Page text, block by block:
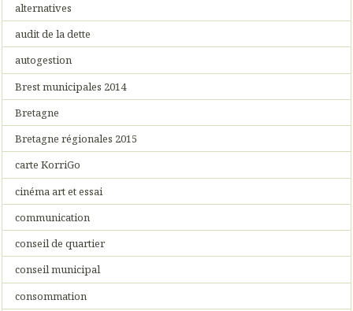
alternatives
audit de la dette
autogestion
Brest municipales 2014
Bretagne
Bretagne régionales 2015
carte KorriGo
cinéma art et essai
communication
conseil de quartier
conseil municipal
consommation